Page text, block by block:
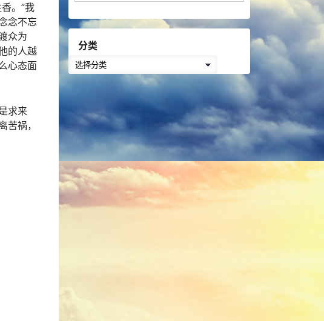
。”我
念不忘
众为
的人越
心态面
求来
祸，
增
高
分类
分
类